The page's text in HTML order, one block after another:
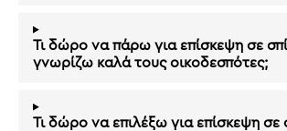
Τι δώρο να πάρω για επίσκεψη σε
γνωρίζω καλά τους οικοδεσπότες;
Τι δώρο να επιλέξω για επίσκεψη σε